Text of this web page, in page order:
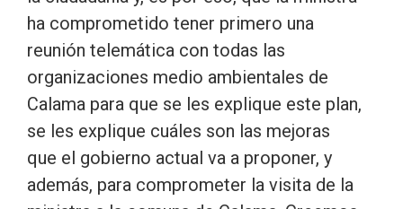
ha comprometido tener primero una
reunión telemática con todas las
organizaciones medio ambientales de
Calama para que se les explique este plan,
se les explique cuáles son las mejoras
que el gobierno actual va a proponer, y
además, para comprometer la visita de la